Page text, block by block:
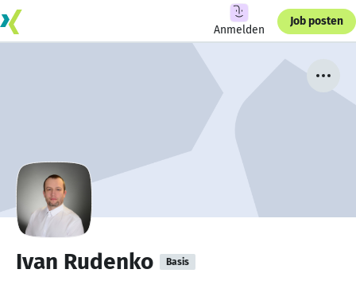
Anmelden
Job posten
Ivan Rudenko Basis